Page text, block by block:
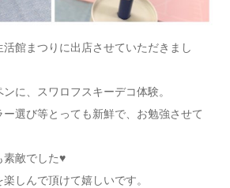
館まつりに出店させていただきまし
に、スワロフスキーデコ体験。
選び等とっても新鮮で、お勉強させて
素敵でした♥
しんで頂けて嬉しいです。